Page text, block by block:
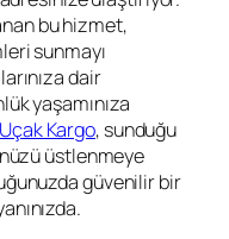
bu hizmet,
sunmayı
dair
yaşamınıza
Uçak Kargo, sunduğu
üstlenmeye
güvenilir bir